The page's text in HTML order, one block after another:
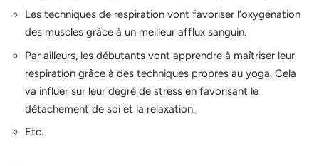
Les techniques de respiration vont favoriser l’oxygénation
des muscles grâce à un meilleur afflux sanguin.
Par ailleurs, les débutants vont apprendre à maîtriser leur
respiration grâce à des techniques propres au yoga. Cela
va influer sur leur degré de stress en favorisant le
détachement de soi et la relaxation.
Etc.